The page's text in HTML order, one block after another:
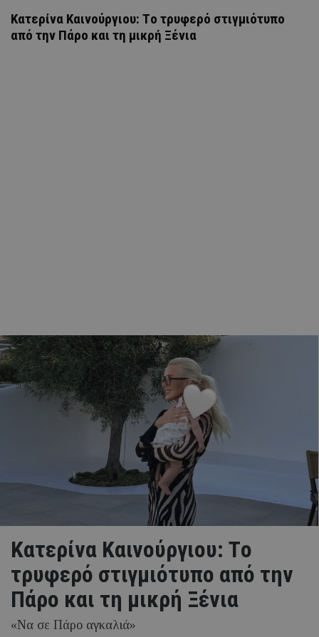
Κατερίνα Καινούργιου: Tο τρυφερό στιγμιότυπο
από την Πάρο και τη μικρή Ξένια
Κατερίνα Καινούργιου: Tο
τρυφερό στιγμιότυπο από την
Πάρο και τη μικρή Ξένια
«Να σε Πάρο αγκαλιά»